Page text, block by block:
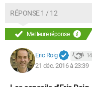
RÉPONSE 1 / 12
Meilleure réponse
Eric Roig
21 déc. 2016 à 23:39